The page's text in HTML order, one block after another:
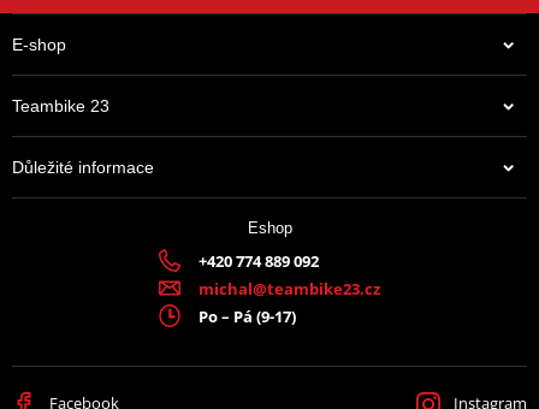
E-shop
Teambike 23
Důležité informace
Eshop
+420 774 889 092
michal@teambike23.cz
Po – Pá (9-17)
Facebook Instagram